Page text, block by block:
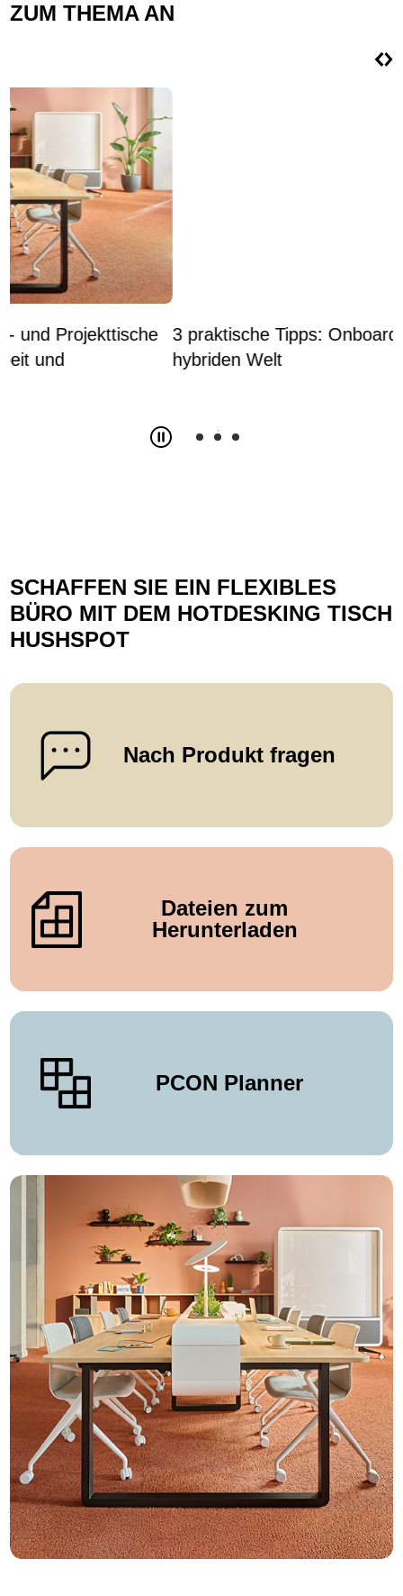
ZUM THEMA AN
3 praktische Tipps: Onboarding in einer
hybriden Welt
SCHAFFEN SIE EIN FLEXIBLES
BÜRO MIT DEM HOTDESKING TISCH
HUSHSPOT
Nach Produkt fragen
Dateien zum
Herunterladen
PCON Planner